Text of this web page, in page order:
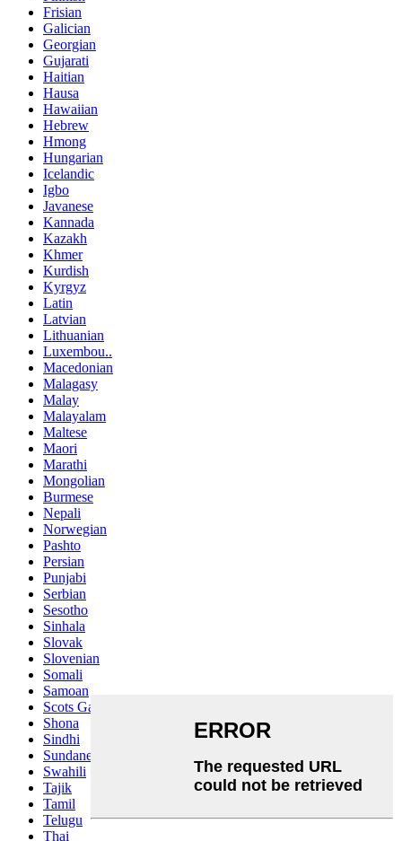
Frisian
Galician
Georgian
Gujarati
Haitian
Hausa
Hawaiian
Hebrew
Hmong
Hungarian
Icelandic
Igbo
Javanese
Kannada
Kazakh
Khmer
Kurdish
Kyrgyz
Latin
Latvian
Lithuanian
Luxembou..
Macedonian
Malagasy
Malay
Malayalam
Maltese
Maori
Marathi
Mongolian
Burmese
Nepali
Norwegian
Pashto
Persian
Punjabi
Serbian
Sesotho
Sinhala
Slovak
Slovenian
Somali
Samoan
Scots Gaelic
Shona
Sindhi
Sundanese
Swahili
Tajik
Tamil
Telugu
Thai